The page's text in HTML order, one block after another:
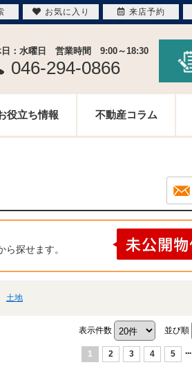
日：水曜日 営業時間 9:00～18:30
046-294-0866
役立ち情報 不動産コラム
ら探せます。
土地
表示件数 並び順
1 2 3 4 5 ...
お気に入り 来店予約